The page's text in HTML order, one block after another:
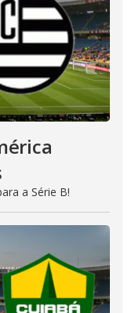
a Série B!